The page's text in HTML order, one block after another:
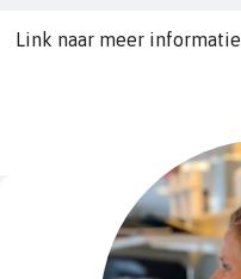
Link naar meer informatie